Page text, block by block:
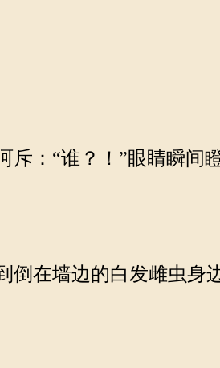
：“谁？！”眼睛瞬间
在墙边的白发雌虫身边